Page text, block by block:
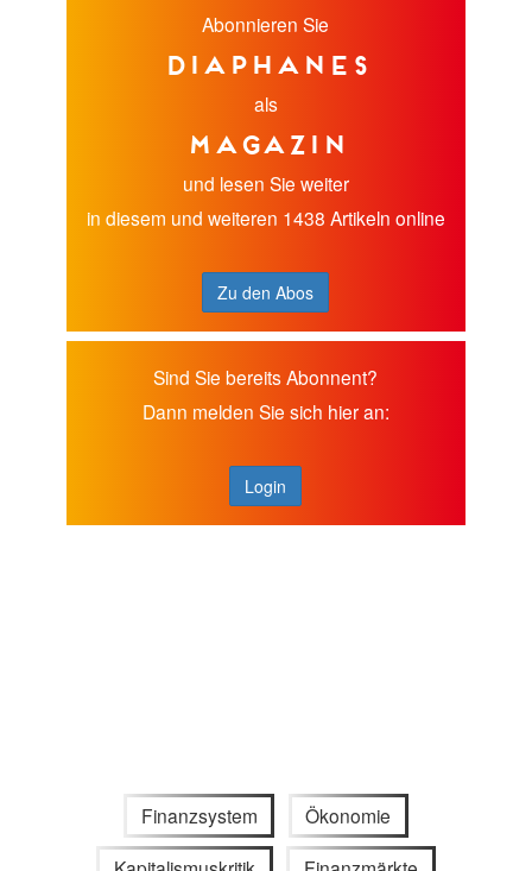
Abonnieren Sie
diaphanes
als
Magazin
und lesen Sie weiter
in diesem und weiteren 1438 Artikeln online
Zu den Abos
Sind Sie bereits Abonnent?
Dann melden Sie sich hier an:
Login
Finanzsystem Ökonomie